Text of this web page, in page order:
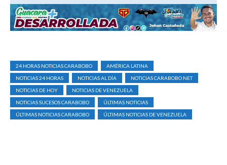
24 HORAS NOTICIAS CARABOBO
AMÉRICA LATINA
NOTICIAS 24 HORAS
NOTICIAS AL DÍA
NOTICIAS CARABOBO NET
NOTICIAS DE HOY
NOTICIAS DE VENEZUELA
NOTICIAS SUCESOS CARABOBO
ÚLTIMAS NOTICIAS
ÚLTIMAS NOTICIAS CARABOBO
ÚLTIMAS NOTICIAS DE VENEZUELA